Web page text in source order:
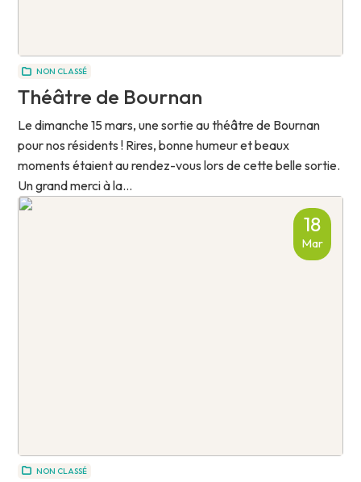
NON CLASSÉ
Théâtre de Bournan
Le dimanche 15 mars, une sortie au théâtre de Bournan
pour nos résidents ! Rires, bonne humeur et beaux
moments étaient au rendez-vous lors de cette belle sortie.
Un grand merci à la...
18
Mar
NON CLASSÉ